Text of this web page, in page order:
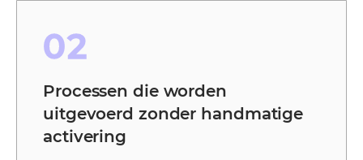
02
Processen die worden
uitgevoerd zonder handmatige
activering